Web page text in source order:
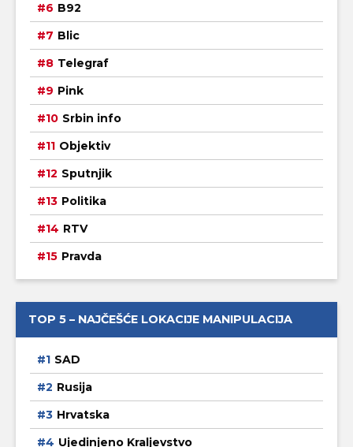
B92
Blic
Telegraf
Pink
Srbin info
Objektiv
Sputnjik
Politika
RTV
Pravda
TOP 5 – NAJČEŠĆE LOKACIJE MANIPULACIJA
SAD
Rusija
Hrvatska
Ujedinjeno Kraljevstvo